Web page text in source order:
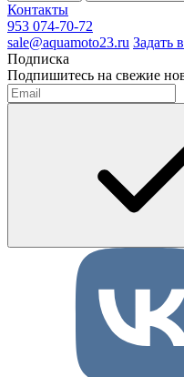
Контакты
953 074-70-72
sale@aquamoto23.ru Задать
Подписка
Подпишитесь на свежие